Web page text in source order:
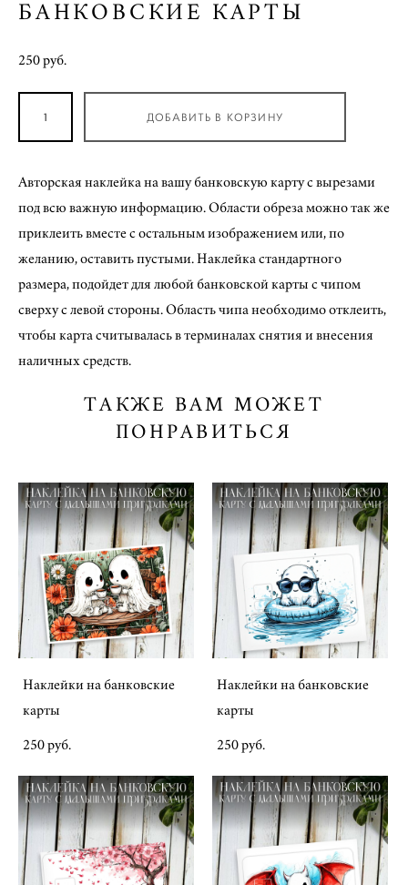
БАНКОВСКИЕ КАРТЫ
250 pуб.
ДОБАВИТЬ В КОРЗИНУ
Авторская наклейка на вашу банковскую карту с вырезами
под всю важную информацию. Области обреза можно так же
приклеить вместе с остальным изображением или, по
желанию, оставить пустыми. Наклейка стандартного
размера, подойдет для любой банковской карты с чипом
сверху с левой стороны. Область чипа необходимо отклеить,
чтобы карта считывалась в терминалах снятия и внесения
наличных средств.
ТАКЖЕ ВАМ МОЖЕТ
ПОНРАВИТЬСЯ
Наклейки на банковские
карты
250 pуб.
Наклейки на банковские
карты
250 pуб.